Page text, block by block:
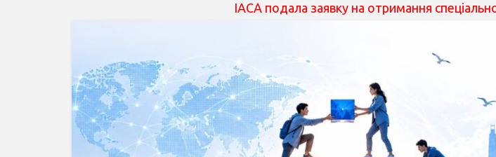
IACA подала заявку на отримання спеціального